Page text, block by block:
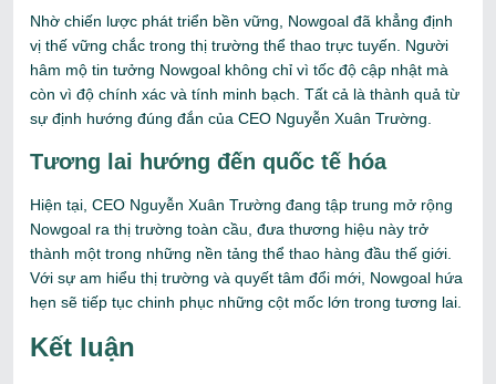
Nhờ chiến lược phát triển bền vững, Nowgoal đã khẳng định
vị thế vững chắc trong thị trường thể thao trực tuyến. Người
hâm mộ tin tưởng Nowgoal không chỉ vì tốc độ cập nhật mà
còn vì độ chính xác và tính minh bạch. Tất cả là thành quả từ
sự định hướng đúng đắn của CEO Nguyễn Xuân Trường.
Tương lai hướng đến quốc tế hóa
Hiện tại, CEO Nguyễn Xuân Trường đang tập trung mở rộng
Nowgoal ra thị trường toàn cầu, đưa thương hiệu này trở
thành một trong những nền tảng thể thao hàng đầu thế giới.
Với sự am hiểu thị trường và quyết tâm đổi mới, Nowgoal hứa
hẹn sẽ tiếp tục chinh phục những cột mốc lớn trong tương lai.
Kết luận